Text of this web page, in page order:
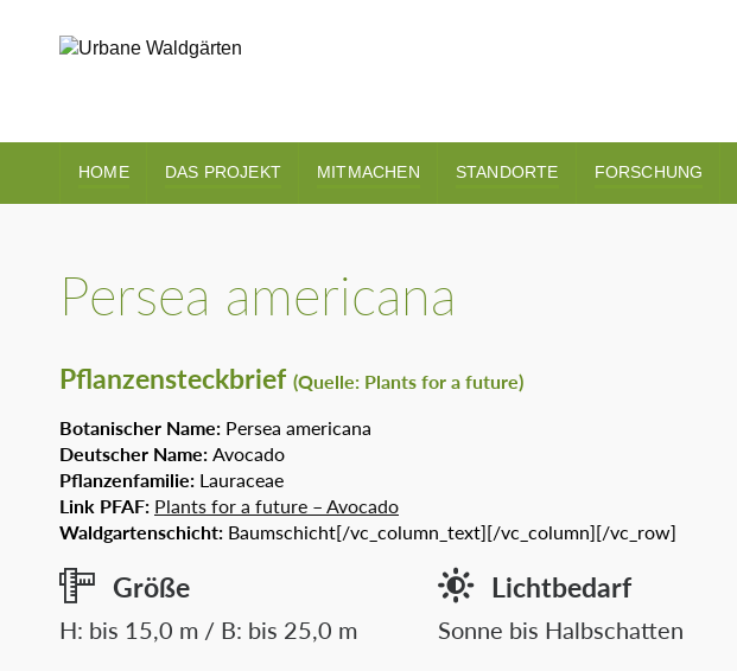
HOME DAS PROJEKT MITMACHEN STANDORTE FORSCHUNG
Persea americana
Pflanzensteckbrief (Quelle: Plants for a future)
Botanischer Name: Persea americana
Deutscher Name:Avocado
Pflanzenfamilie: Lauraceae
Link PFAF: Plants for a future – Avocado
Waldgartenschicht: Baumschicht[/vc_column_text][/vc_column][/vc_row]
Größe
H: bis 15,0 m / B: bis 25,0 m
Lichtbedarf
Sonne bis Halbschatten